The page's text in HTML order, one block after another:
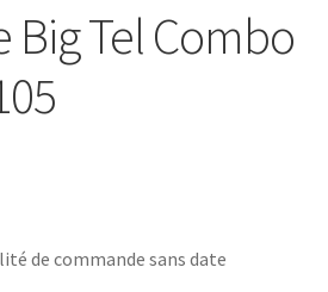
Big Tel Combo
de commande sans date